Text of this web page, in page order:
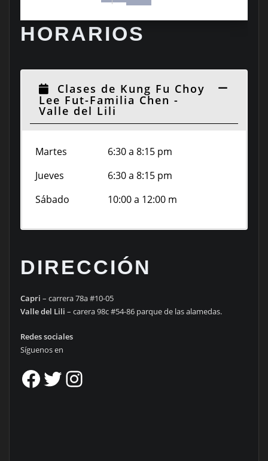
HORARIOS
Clases de Kung Fu Choy
Lee Fut-Familia Chen -
Valle del Lili
Martes
6:30 a 8:15 pm
Jueves
6:30 a 8:15 pm
Sábado
10:00 a 12:00 m
DIRECCIÓN
Capri – carrera 78a #10-05
Valle del Lili – carera 98c #54-86 parque de las alamedas.
Redes sociales
Síguenos en
Facebook
Twitter
Instagram